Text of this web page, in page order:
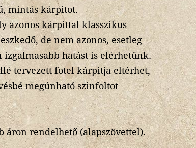
mintás kárpitot.
azonos kárpittal klasszikus
de nem azonos, esetleg
izgalmasabb hatást is elérhetünk.
tervezett fotel kárpitja eltérhet,
megúnható szinfoltot
áron rendelhető (alapszövettel).